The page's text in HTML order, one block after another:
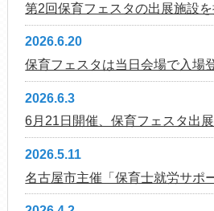
第2回保育フェスタの出展施設を
2026.6.20
保育フェスタは当日会場で入場
2026.6.3
6月21日開催、保育フェスタ出
2026.5.11
名古屋市主催「保育士就労サポ